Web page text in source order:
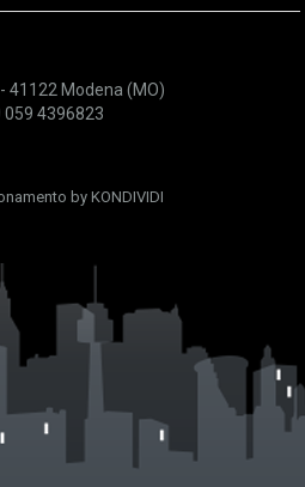
41122 Modena (MO)
059 4396823
by KONDIVIDI